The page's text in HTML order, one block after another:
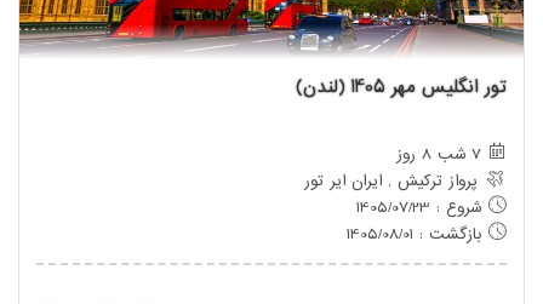
تور انگلیس مهر 1405 (لندن)
7 شب 8 روز
پرواز ترکیش , ایران ایر تور
شروع : 1405/07/23
بازگشت : 1405/08/01